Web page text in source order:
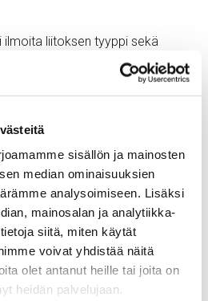
sisällön ja mainosten
median ominaisuuksien
analysoimiseen. Lisäksi
mainosalan ja analytiikka-
siitä, miten käytät
voivat yhdistää näitä
olet antanut heille tai joita on
heidän palvelujaan.
ilmoita liitoksen tyyppi sekä
myös asiakkaan tarpeen
6060 ja EN AW-6063 -